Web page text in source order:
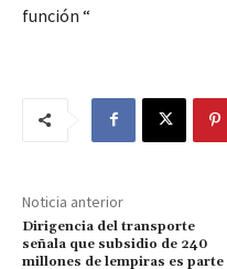
función “
Noticia anterior
Dirigencia del transporte
señala que subsidio de 240
millones de lempiras es parte